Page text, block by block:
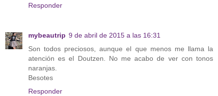
Responder
mybeautrip 9 de abril de 2015 a las 16:31
Son todos preciosos, aunque el que menos me llama la
atención es el Doutzen. No me acabo de ver con tonos
naranjas.
Besotes
Responder